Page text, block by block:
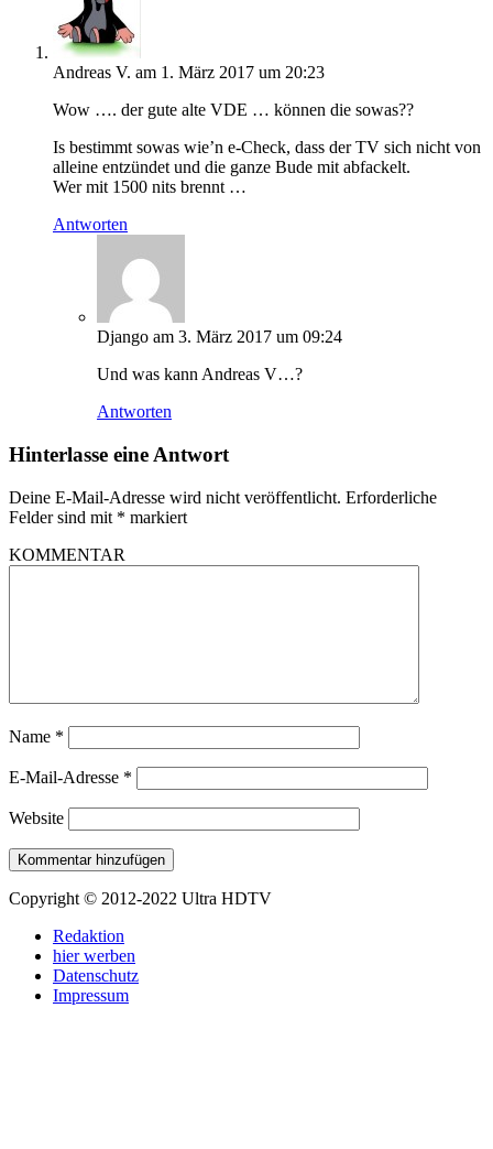
Andreas V. am 1. März 2017 um 20:23
Wow …. der gute alte VDE … können die sowas??
Is bestimmt sowas wie’n e-Check, dass der TV sich nicht von
alleine entzündet und die ganze Bude mit abfackelt.
Wer mit 1500 nits brennt …
Antworten
Django am 3. März 2017 um 09:24
Und was kann Andreas V…?
Antworten
Hinterlasse eine Antwort
Deine E-Mail-Adresse wird nicht veröffentlicht. Erforderliche
Felder sind mit * markiert
KOMMENTAR
Name *
E-Mail-Adresse *
Website
Copyright © 2012-2022 Ultra HDTV
Redaktion
hier werben
Datenschutz
Impressum